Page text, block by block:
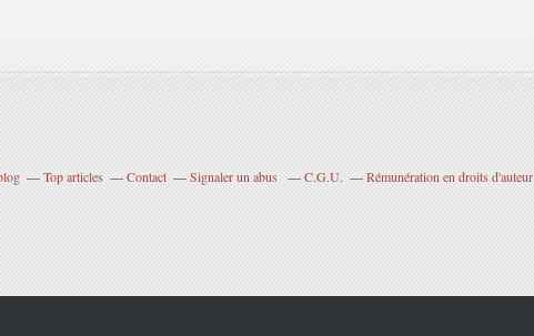
Top articles Contact Signaler un abus C.G.U. Rémunération en droits d'auteur